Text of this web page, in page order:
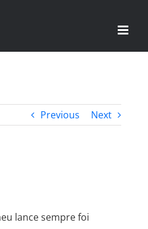
Previous Next
lance sempre foi